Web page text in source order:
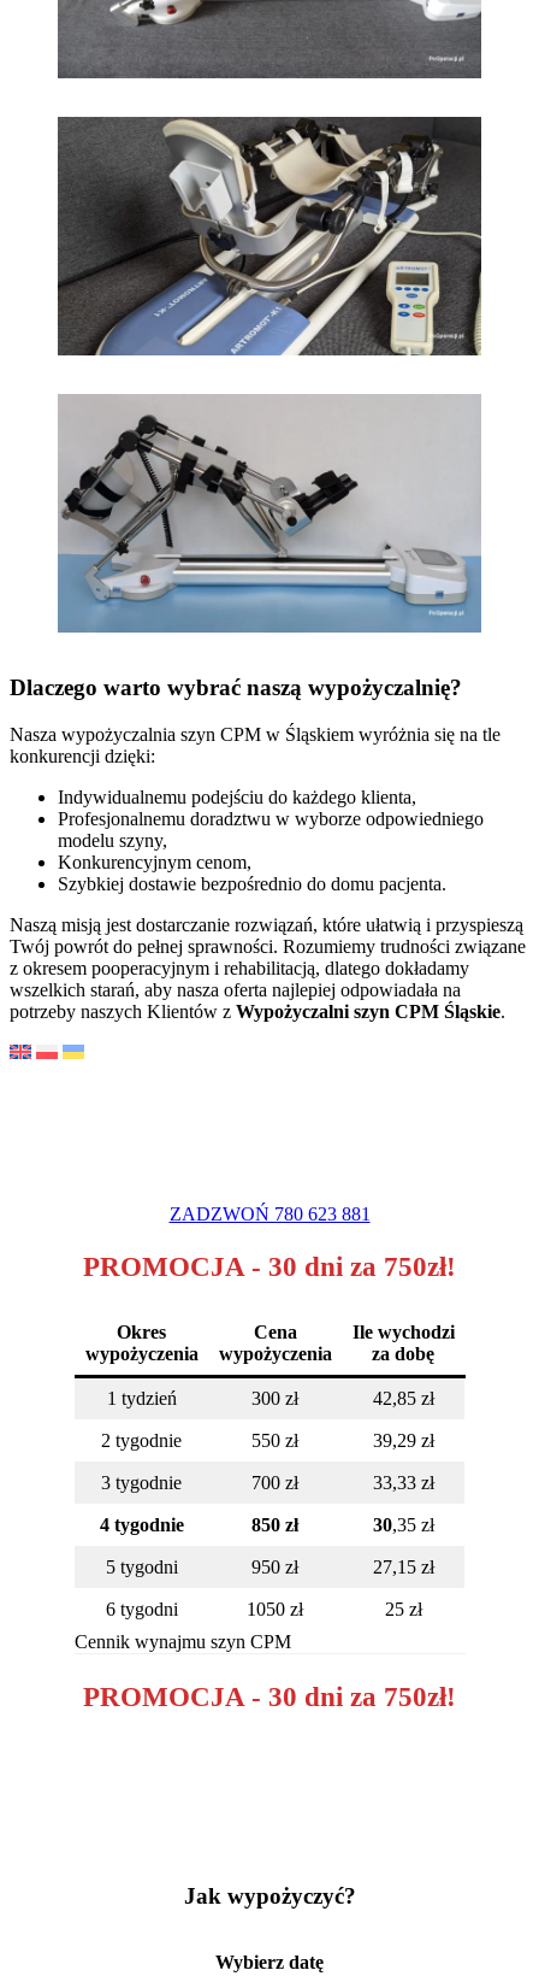
Dlaczego warto wybrać naszą wypożyczalnię?
Nasza wypożyczalnia szyn CPM w Śląskiem wyróżnia się na tle
konkurencji dzięki:
Indywidualnemu podejściu do każdego klienta,
Profesjonalnemu doradztwu w wyborze odpowiedniego
modelu szyny,
Konkurencyjnym cenom,
Szybkiej dostawie bezpośrednio do domu pacjenta.
Naszą misją jest dostarczanie rozwiązań, które ułatwią i przyspieszą
Twój powrót do pełnej sprawności. Rozumiemy trudności związane
z okresem pooperacyjnym i rehabilitacją, dlatego dokładamy
wszelkich starań, aby nasza oferta najlepiej odpowiadała na
potrzeby naszych Klientów z Wypożyczalni szyn CPM Śląskie.
ZADZWOŃ 780 623 881
PROMOCJA - 30 dni za 750zł!
Okres
wypożyczenia
Cena
wypożyczenia
Ile wychodzi
za dobę
1 tydzień 300 zł 42,85 zł
2 tygodnie 550 zł 39,29 zł
3 tygodnie 700 zł 33,33 zł
4 tygodnie 850 zł 30,35 zł
5 tygodni 950 zł 27,15 zł
6 tygodni 1050 zł
25 zł
Cennik wynajmu szyn CPM
PROMOCJA - 30 dni za 750zł!
Jak wypożyczyć?
Wybierz datę